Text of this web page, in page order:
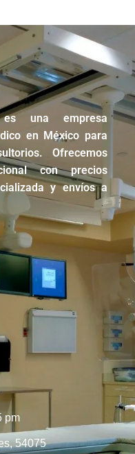
una empresa
en México para
Ofrecemos
con precios
y envíos a
pm
54075